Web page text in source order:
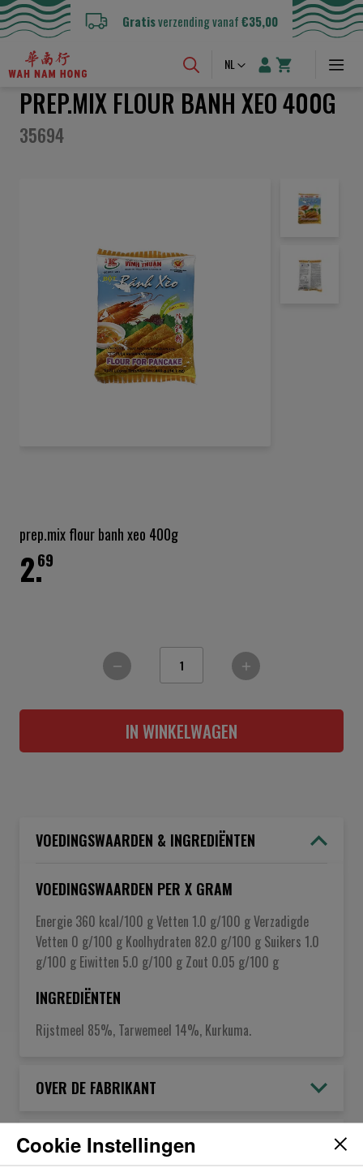
Gratisverzending vanaf€35,00
Taal
NL
PREP.MIX FLOUR BANH XEO 400G
35694
begin
van
de
afbeeldingen-
prep.mix flour banh xeo 400g
69
2.
IN WINKELWAGEN
VOEDINGSWAARDEN & INGREDIËNTEN
VOEDINGSWAARDEN PER X GRAM
Energie 360 kcal/100 g Vetten 1.0 g/100 g Verzadigde
Vetten 0 g/100 g Koolhydraten 82.0 g/100 g Suikers 1.0
g/100 g Eiwitten 5.0 g/100 g Zout 0.05 g/100 g
INGREDIËNTEN
Rijstmeel 85%, Tarwemeel 14%, Kurkuma.
OVER DE FABRIKANT
ALLERGIEËN
Cookie Instellingen